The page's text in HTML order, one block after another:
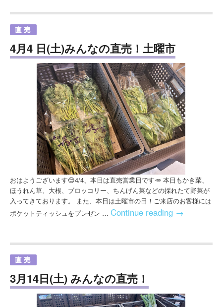
4月4 日(土)みんなの直売！土曜市
おはようございます😊4/4、本日は直売営業日です🥕 本日もかき菜、
ほうれん草、大根、ブロッコリー、ちんげん菜などの採れたて野菜が
入ってきております。 また、本日は土曜市の日！ご来店のお客様には
ポケットティッシュをプレゼン … Continue reading →
3月14日(土) みんなの直売！